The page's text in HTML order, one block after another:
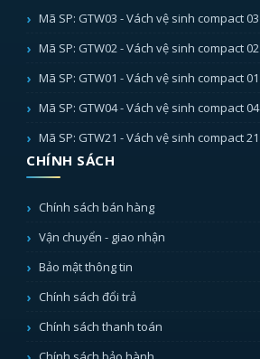
Mã SP: GTW03 - Vách vệ sinh compact 03
Mã SP: GTW02 - Vách vệ sinh compact 02
Mã SP: GTW01 - Vách vệ sinh compact 01
Mã SP: GTW04 - Vách vệ sinh compact 04
Mã SP: GTW21 - Vách vệ sinh compact 21
CHÍNH SÁCH
Chính sách bán hàng
Vận chuyển - giao nhận
Bảo mật thông tin
Chính sách đổi trả
Chính sách thanh toán